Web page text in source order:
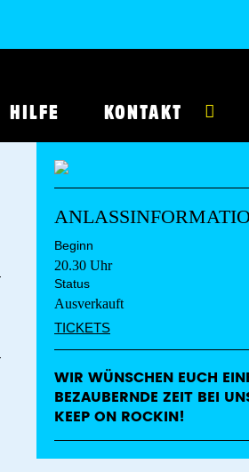
HILFE KONTAKT
Beginn
20.30 Uhr
Status
Ausverkauft
TICKETS
WIR WÜNSCHEN EUCH
BEZAUBERNDE ZEIT BEI
KEEP ON ROCKIN!